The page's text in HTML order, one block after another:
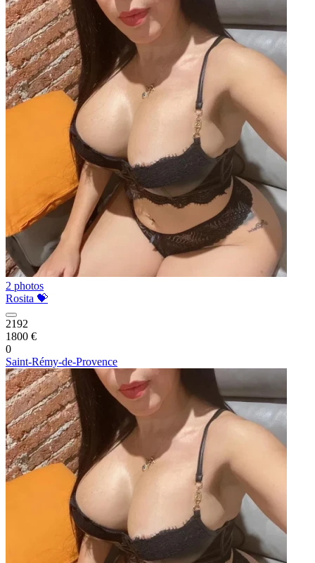
2 photos
Rosita 💝
2192
1800 €
0
Saint-Rémy-de-Provence